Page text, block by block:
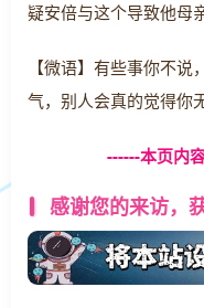
疑安倍与这个导致他母
【微语】有些事你不
气，别人会真的觉得你
------本页内
感谢您的来访，